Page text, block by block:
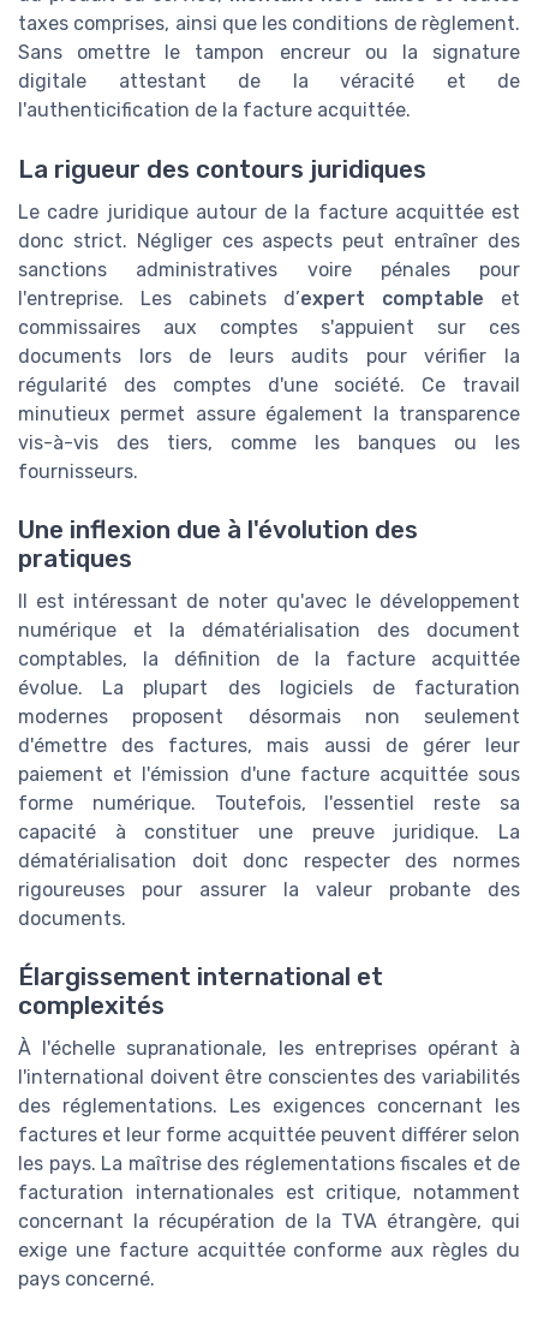
taxes comprises, ainsi que les conditions de règlement.
Sans omettre le tampon encreur ou la signature
digitale attestant de la véracité et de
l'authenticification de la facture acquittée.
La rigueur des contours juridiques
Le cadre juridique autour de la facture acquittée est
donc strict. Négliger ces aspects peut entraîner des
sanctions administratives voire pénales pour
l'entreprise. Les cabinets d’expert comptable et
commissaires aux comptes s'appuient sur ces
documents lors de leurs audits pour vérifier la
régularité des comptes d'une société. Ce travail
minutieux permet assure également la transparence
vis-à-vis des tiers, comme les banques ou les
fournisseurs.
Une inflexion due à l'évolution des
pratiques
Il est intéressant de noter qu'avec le développement
numérique et la dématérialisation des document
comptables, la définition de la facture acquittée
évolue. La plupart des logiciels de facturation
modernes proposent désormais non seulement
d'émettre des factures, mais aussi de gérer leur
paiement et l'émission d'une facture acquittée sous
forme numérique. Toutefois, l'essentiel reste sa
capacité à constituer une preuve juridique. La
dématérialisation doit donc respecter des normes
rigoureuses pour assurer la valeur probante des
documents.
Élargissement international et
complexités
À l'échelle supranationale, les entreprises opérant à
l'international doivent être conscientes des variabilités
des réglementations. Les exigences concernant les
factures et leur forme acquittée peuvent différer selon
les pays. La maîtrise des réglementations fiscales et de
facturation internationales est critique, notamment
concernant la récupération de la TVA étrangère, qui
exige une facture acquittée conforme aux règles du
pays concerné.